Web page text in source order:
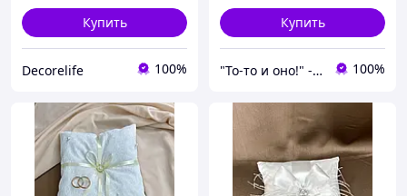
Купить
Decorelife 100%
Купить
"То-то и оно!" - Мультимаркет праздника 100%